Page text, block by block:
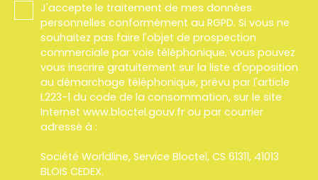
J'accepte le traitement de mes données
personnelles conformément au RGPD. Si vous ne
souhaitez pas faire l'objet de prospection
commerciale par voie téléphonique, vous pouvez
vous inscrire gratuitement sur la liste d'opposition
au démarchage téléphonique, prévu par l'article
L223-1 du code de la consommation, sur le site
Internet www.bloctel.gouv.fr ou par courrier
adressé à :
Société Worldline, Service Bloctel, CS 61311, 41013
BLOIS CEDEX.